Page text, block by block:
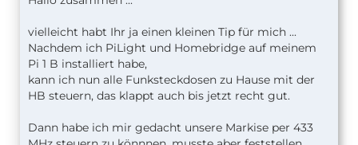
vielleicht habt Ihr ja einen kleinen Tip für mich ...
Nachdem ich PiLight und Homebridge auf meinem
Pi 1 B installiert habe,
kann ich nun alle Funksteckdosen zu Hause mit der
HB steuern, das klappt auch bis jetzt recht gut.
Dann habe ich mir gedacht unsere Markise per 433